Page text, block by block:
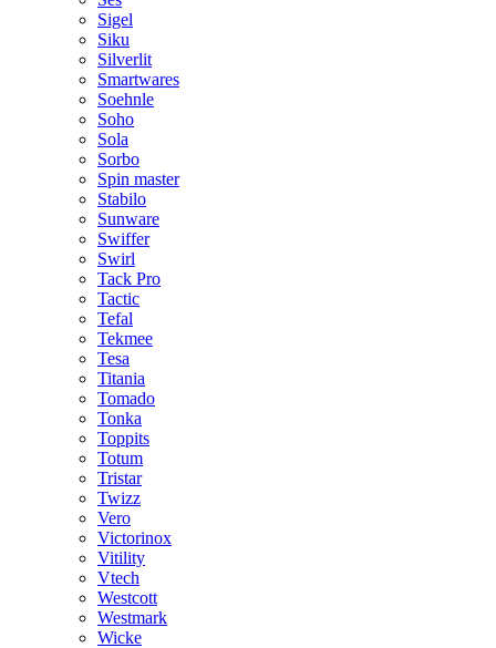
Sigel
Siku
Silverlit
Smartwares
Soehnle
Soho
Sola
Sorbo
Spin master
Stabilo
Sunware
Swiffer
Swirl
Tack Pro
Tactic
Tefal
Tekmee
Tesa
Titania
Tomado
Tonka
Toppits
Totum
Tristar
Twizz
Vero
Victorinox
Vitility
Vtech
Westcott
Westmark
Wicke